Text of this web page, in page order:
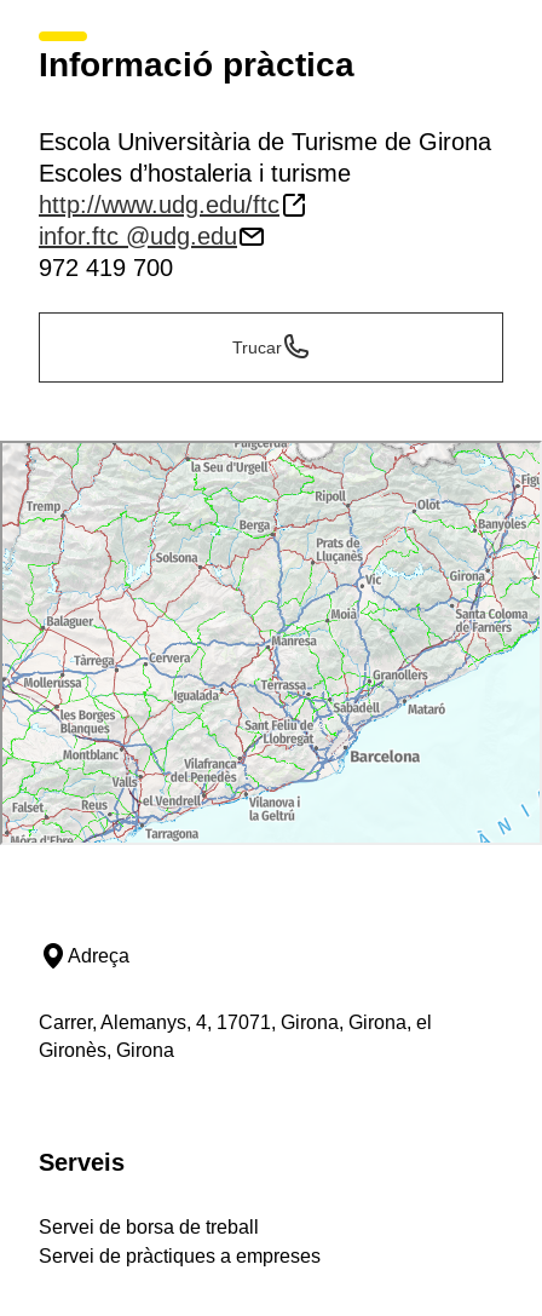
Informació pràctica
Escola Universitària de Turisme de Girona
Escoles d’hostaleria i turisme
http://www.udg.edu/ftc
infor.ftc @udg.edu
972 419 700
Trucar
Adreça
Carrer, Alemanys, 4, 17071, Girona, Girona, el
Gironès, Girona
Serveis
Servei de borsa de treball
Servei de pràctiques a empreses